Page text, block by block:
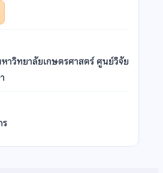
หาวิทยาลัยเกษตรศาสตร์ ศูนย์วิจัย